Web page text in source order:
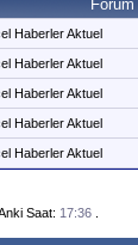
Forum
Haberler Aktuel
Haberler Aktuel
Haberler Aktuel
Haberler Aktuel
Haberler Aktuel
Saat: 17:36